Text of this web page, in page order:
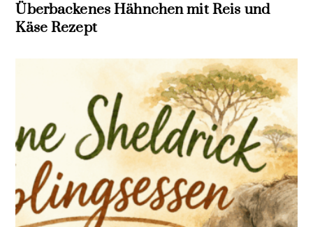
Überbackenes Hähnchen mit Reis und
Käse Rezept